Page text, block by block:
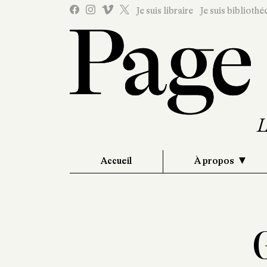
Je suis libraire Je suis
Accueil À propos